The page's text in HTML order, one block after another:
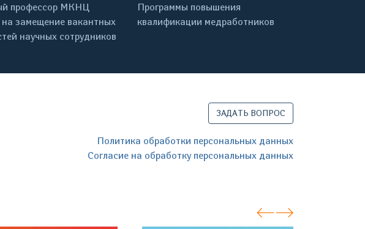
профессор МКНЦ
на замещение вакантных
научных сотрудников
Программы повышения
квалификации медработников
ЗАДАТЬ ВОПРОС
Политика обработки персональных данных
Согласие на обработку персональных данных